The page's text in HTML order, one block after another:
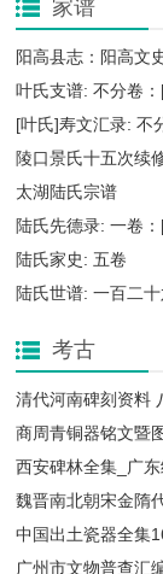
家谱
叶氏支谱: 不分卷
[叶氏]寿文汇录: 不
陵口景氏十五次续
太湖陆氏宗谱
陆氏先德录: 一卷
陆氏家史: 五卷
陆氏世谱: 一百二
考古
清代河南碑刻资料
商周青铜器铭文暨
魏晋南北朝宋金隋
中国出土瓷器全集
广州市文物普查汇